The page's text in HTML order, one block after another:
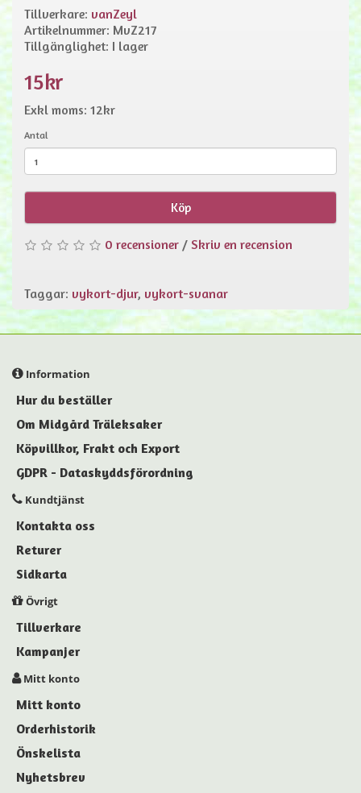
Tillverkare: vanZeyl
Artikelnummer: MvZ217
Tillgänglighet: I lager
15kr
Exkl moms: 12kr
Antal
Köp
0 recensioner / Skriv en recension
Taggar: vykort-djur, vykort-svanar
Information
Hur du beställer
Om Midgård Träleksaker
Köpvillkor, Frakt och Export
GDPR - Dataskyddsförordning
Kundtjänst
Kontakta oss
Returer
Sidkarta
Övrigt
Tillverkare
Kampanjer
Mitt konto
Mitt konto
Orderhistorik
Önskelista
Nyhetsbrev